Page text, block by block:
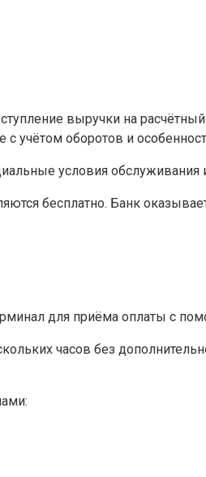
выручки на
учётом оборотов и
условия обслуживания
бесплатно. Банк
для приёма оплаты с
часов без